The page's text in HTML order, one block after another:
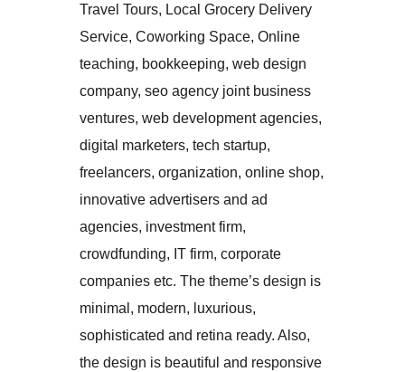
Travel Tours, Local Grocery Delivery
Service, Coworking Space, Online
teaching, bookkeeping, web design
company, seo agency joint business
ventures, web development agencies,
digital marketers, tech startup,
freelancers, organization, online shop,
innovative advertisers and ad
agencies, investment firm,
crowdfunding, IT firm, corporate
companies etc. The theme’s design is
minimal, modern, luxurious,
sophisticated and retina ready. Also,
the design is beautiful and responsive